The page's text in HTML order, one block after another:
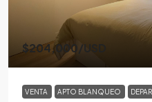
$204,000/USD
VENTA APTO BLANQUEO